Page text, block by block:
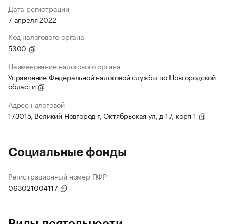
Дата регистрации
7 апреля 2022
Код налогового органа
5300
Наименование налогового органа
Управление Федеральной налоговой службы по Новгородской
области
Адрес налоговой
173015, Великий Новгород г, Октябрьская ул, д 17, корп 1
Социальные фонды
Регистрационный номер ПФР
063021004117